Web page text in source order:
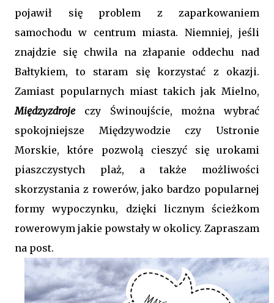
pojawił się problem z zaparkowaniem
samochodu w centrum miasta. Niemniej, jeśli
znajdzie się chwila na złapanie oddechu nad
Bałtykiem, to staram się korzystać z okazji.
Zamiast popularnych miast takich jak Mielno,
Międzyzdrojeczy Świnoujście, można wybrać
spokojniejsze Międzywodzie czy Ustronie
Morskie, które pozwolą cieszyć się urokami
piaszczystych plaż, a także możliwości
skorzystania z rowerów, jako bardzo popularnej
formy wypoczynku, dzięki licznym ścieżkom
rowerowym jakie powstały w okolicy. Zapraszam
na post.